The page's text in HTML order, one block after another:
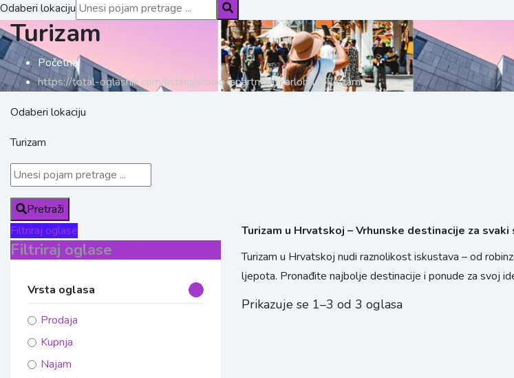
Odaberi lokaciju
Turizam
Početna
https://total-oglasnik.com/listing/studio-apartman-karlobag/Turizam
Odaberi lokaciju
Turizam
Pretraži
Filtriraj oglase
Filtriraj oglase
Vrsta oglasa
Prodaja
Kupnja
Najam
Turizam u Hrvatskoj – Vrhunske destinacije za
Turizam u Hrvatskoj nudi raznolikost iskustava – od
ljepota. Pronađite najbolje destinacije i ponude za svoj
Prikazuje se 1–3 od 3 oglasa